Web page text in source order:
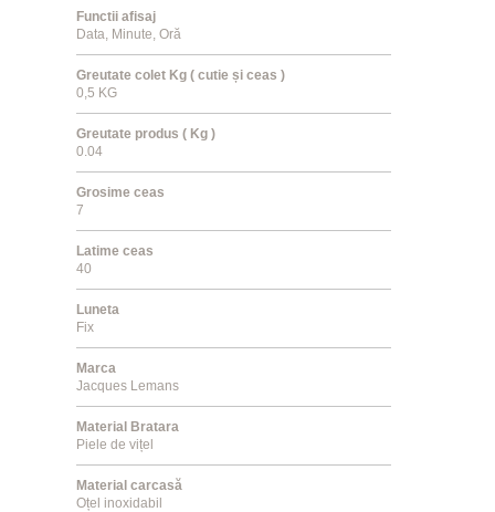
Functii afisaj
Data, Minute, Oră
Greutate colet Kg ( cutie și ceas )
0,5 KG
Greutate produs ( Kg )
0.04
Grosime ceas
7
Latime ceas
40
Luneta
Fix
Marca
Jacques Lemans
Material Bratara
Piele de vițel
Material carcasă
Oțel inoxidabil